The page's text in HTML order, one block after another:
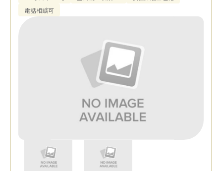
電話相談可